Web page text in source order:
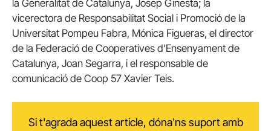
la Generalitat de Catalunya, Josep Ginesta; la
vicerectora de Responsabilitat Social i Promoció de la
Universitat Pompeu Fabra, Mónica Figueras, el director
de la Federació de Cooperatives d’Ensenyament de
Catalunya, Joan Segarra, i el responsable de
comunicació de Coop 57 Xavier Teis.
Si t'agrada aquest article, dóna'ns suport amb